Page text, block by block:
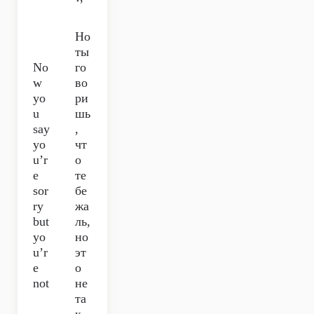
No
w
yo
u
say
yo
u’r
e
sor
ry
but
yo
u’r
e
not
Но
ты
го
во
ри
шь
,
чт
о
те
бе
жа
ль,
но
эт
о
не
та